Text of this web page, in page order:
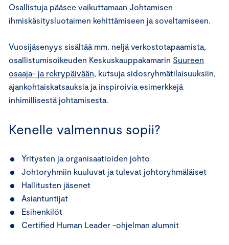
Osallistuja pääsee vaikuttamaan Johtamisen
ihmiskäsitysluotaimen kehittämiseen ja soveltamiseen.
Vuosijäsenyys sisältää mm. neljä verkostotapaamista,
osallistumisoikeuden Keskuskauppakamarin Suureen
osaaja- ja rekrypäivään, kutsuja sidosryhmätilaisuuksiin,
ajankohtaiskatsauksia ja inspiroivia esimerkkejä
inhimillisestä johtamisesta.
Kenelle valmennus sopii?
Yritysten ja organisaatioiden johto
Johtoryhmiin kuuluvat ja tulevat johtoryhmäläiset
Hallitusten jäsenet
Asiantuntijat
Esihenkilöt
Certified Human Leader -ohjelman alumnit